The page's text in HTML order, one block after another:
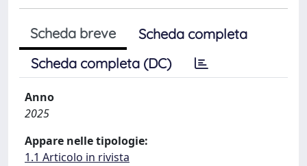
Scheda breve
Scheda completa
Scheda completa (DC)
Anno
2025
Appare nelle tipologie:
1.1 Articolo in rivista